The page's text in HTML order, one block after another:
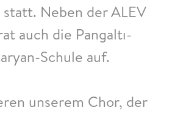
Neben der ALEV
auch die Pangaltı-
Schule auf.
unserem Chor, der